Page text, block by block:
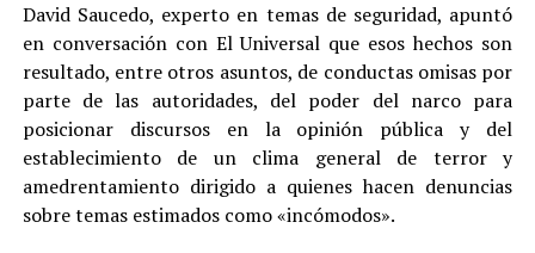
David Saucedo, experto en temas de seguridad, apuntó
en conversación con El Universal que esos hechos son
resultado, entre otros asuntos, de conductas omisas por
parte de las autoridades, del poder del narco para
posicionar discursos en la opinión pública y del
establecimiento de un clima general de terror y
amedrentamiento dirigido a quienes hacen denuncias
sobre temas estimados como «incómodos».